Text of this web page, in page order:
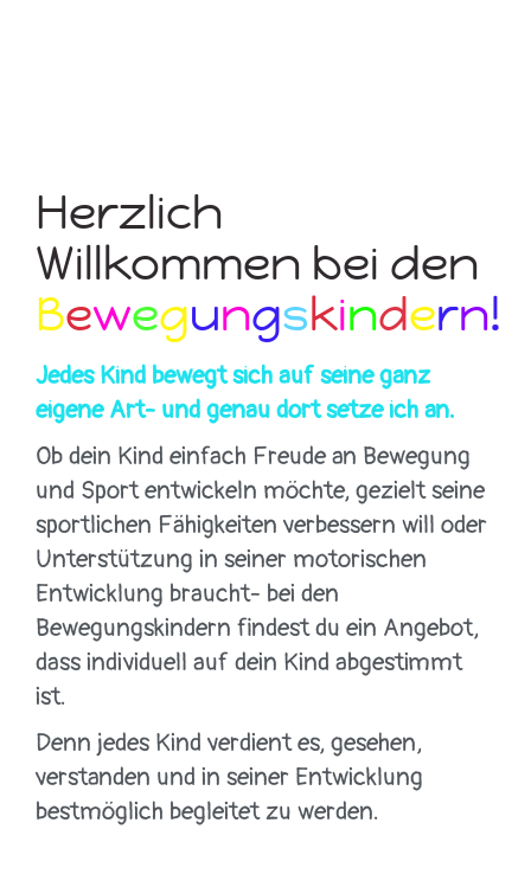
Herzlich
Willkommen bei den
Bewegungskindern!
Jedes Kind bewegt sich auf seine ganz
eigene Art- und genau dort setze ich an.
Ob dein Kind einfach Freude an Bewegung
und Sport entwickeln möchte, gezielt seine
sportlichen Fähigkeiten verbessern will oder
Unterstützung in seiner motorischen
Entwicklung braucht- bei den
Bewegungskindern findest du ein Angebot,
dass individuell auf dein Kind abgestimmt
ist.
Denn jedes Kind verdient es, gesehen,
verstanden und in seiner Entwicklung
bestmöglich begleitet zu werden.